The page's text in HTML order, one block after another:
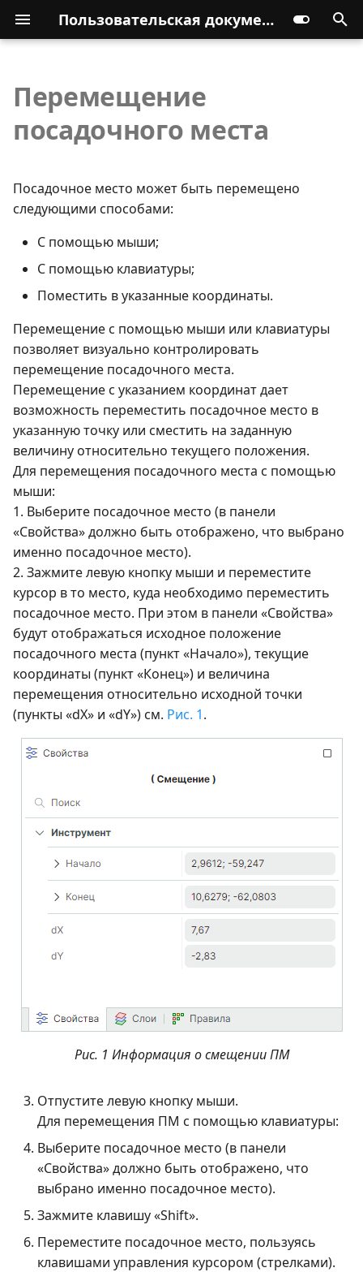
Пользовательская документация
Перемещение
посадочного места
Посадочное место может быть перемещено
следующими способами:
С помощью мыши;
С помощью клавиатуры;
Поместить в указанные координаты.
Перемещение с помощью мыши или клавиатуры
позволяет визуально контролировать
перемещение посадочного места.
Перемещение с указанием координат дает
возможность переместить посадочное место в
указанную точку или сместить на заданную
величину относительно текущего положения.
Для перемещения посадочного места с помощью
мыши:
1. Выберите посадочное место (в панели
«Свойства» должно быть отображено, что выбрано
именно посадочное место).
2. Зажмите левую кнопку мыши и переместите
курсор в то место, куда необходимо переместить
посадочное место. При этом в панели «Свойства»
будут отображаться исходное положение
посадочного места (пункт «Начало»), текущие
координаты (пункт «Конец») и величина
перемещения относительно исходной точки
(пункты «dX» и «dY») см. Рис. 1.
Рис. 1 Информация о смещении ПМ
Отпустите левую кнопку мыши.
Для перемещения ПМ с помощью клавиатуры:
Выберите посадочное место (в панели
«Свойства» должно быть отображено, что
выбрано именно посадочное место).
Зажмите клавишу «Shift».
Переместите посадочное место, пользуясь
клавишами управления курсором (стрелками).